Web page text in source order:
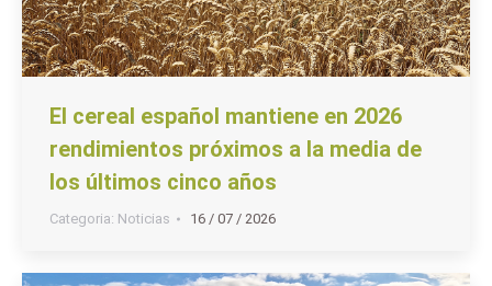
El cereal español mantiene en 2026
rendimientos próximos a la media de
los últimos cinco años
Categoria: Noticias 16 / 07 / 2026